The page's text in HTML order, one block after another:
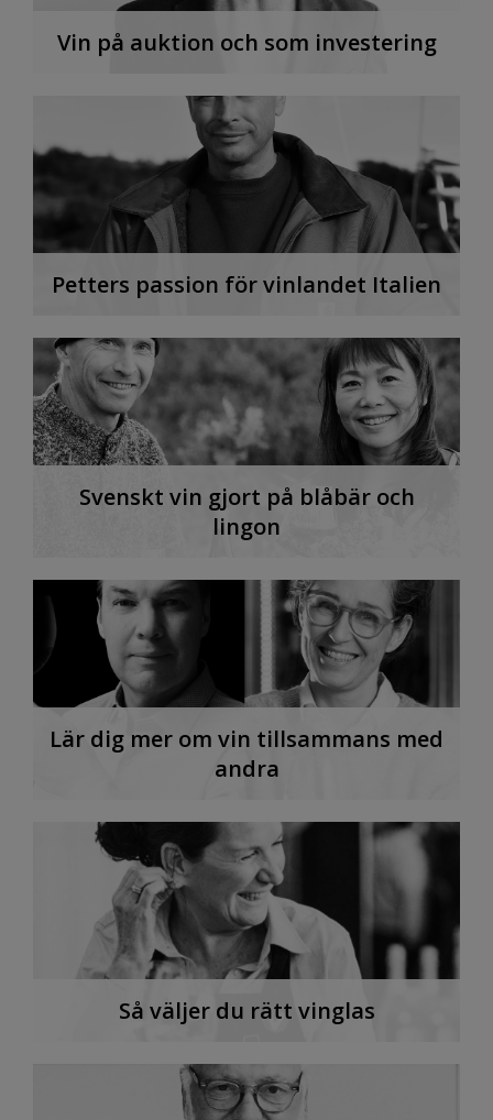
Vin på auktion och som investering
Petters passion för vinlandet Italien
Svenskt vin gjort på blåbär och
lingon
Lär dig mer om vin tillsammans med
andra
Så väljer du rätt vinglas